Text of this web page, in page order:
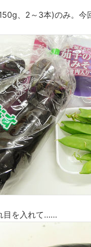
、2～3本)のみ。
目を入れて……